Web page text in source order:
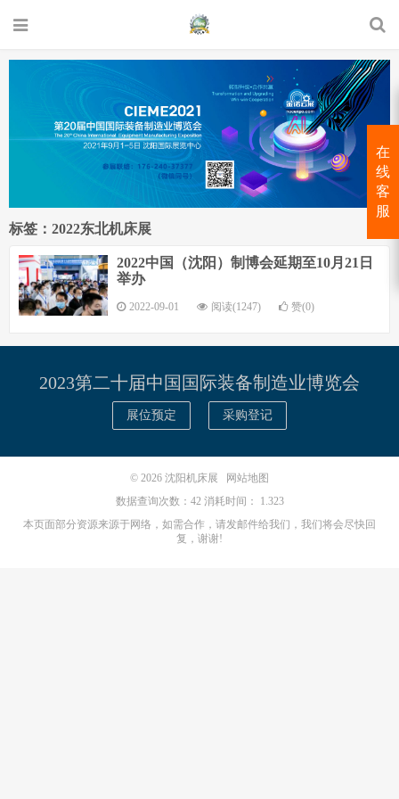
标签：2022东北机床展
2022中国（沈阳）制博会延期至10月21日
举办
2022-09-01 阅读(1247) 赞(0)
在
线
客
服
2023第二十届中国国际装备制造业博览会
展位预定 采购登记
© 2026 沈阳机床展
网站地图
数据查询次数：42 消耗时间： 1.323
本页面部分资源来源于网络，如需合作，请发邮件给我们，我们将会尽快回
复，谢谢!